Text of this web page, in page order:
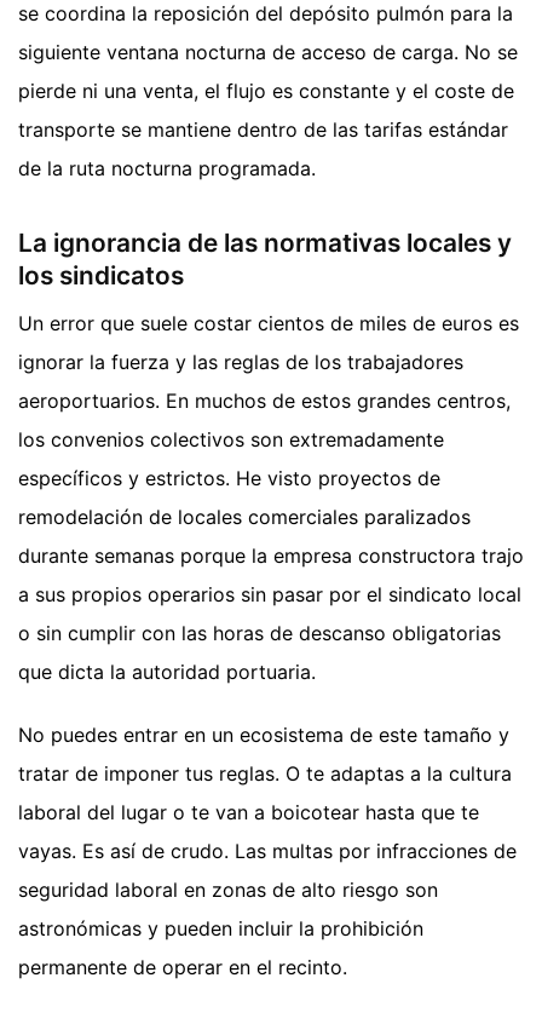
se coordina la reposición del depósito pulmón para la
siguiente ventana nocturna de acceso de carga. No se
pierde ni una venta, el flujo es constante y el coste de
transporte se mantiene dentro de las tarifas estándar
de la ruta nocturna programada.
La ignorancia de las normativas locales y
los sindicatos
Un error que suele costar cientos de miles de euros es
ignorar la fuerza y las reglas de los trabajadores
aeroportuarios. En muchos de estos grandes centros,
los convenios colectivos son extremadamente
específicos y estrictos. He visto proyectos de
remodelación de locales comerciales paralizados
durante semanas porque la empresa constructora trajo
a sus propios operarios sin pasar por el sindicato local
o sin cumplir con las horas de descanso obligatorias
que dicta la autoridad portuaria.
No puedes entrar en un ecosistema de este tamaño y
tratar de imponer tus reglas. O te adaptas a la cultura
laboral del lugar o te van a boicotear hasta que te
vayas. Es así de crudo. Las multas por infracciones de
seguridad laboral en zonas de alto riesgo son
astronómicas y pueden incluir la prohibición
permanente de operar en el recinto.